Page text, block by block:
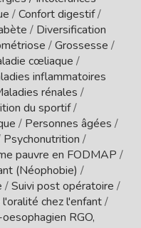
/Confort digestif/
/ Diversification
/Grossesse /
cœliaque /
inflammatoires
rénales /
du sportif/
/ Personnes âgées /
Psychonutrition /
pauvre en FODMAP /
(Néophobie) /
/Suivi post opératoire /
chez l'enfant/
RGO,